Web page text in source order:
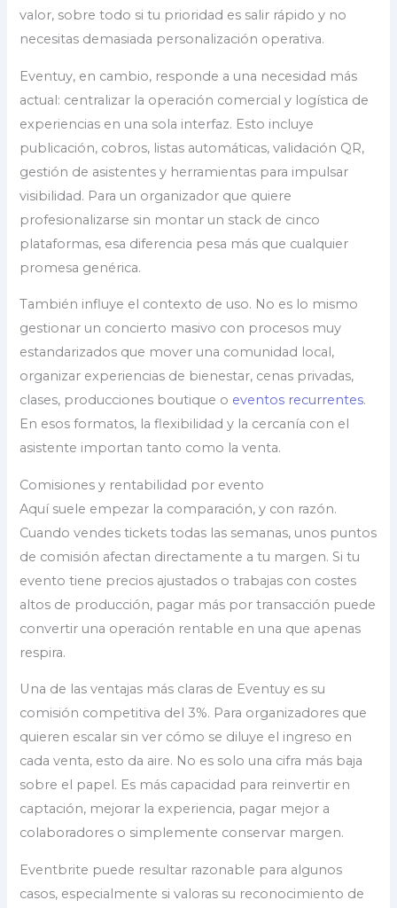
valor, sobre todo si tu prioridad es salir rápido y no
necesitas demasiada personalización operativa.
Eventuy, en cambio, responde a una necesidad más
actual: centralizar la operación comercial y logística de
experiencias en una sola interfaz. Esto incluye
publicación, cobros, listas automáticas, validación QR,
gestión de asistentes y herramientas para impulsar
visibilidad. Para un organizador que quiere
profesionalizarse sin montar un stack de cinco
plataformas, esa diferencia pesa más que cualquier
promesa genérica.
También influye el contexto de uso. No es lo mismo
gestionar un concierto masivo con procesos muy
estandarizados que mover una comunidad local,
organizar experiencias de bienestar, cenas privadas,
clases, producciones boutique o eventos recurrentes.
En esos formatos, la flexibilidad y la cercanía con el
asistente importan tanto como la venta.
Comisiones y rentabilidad por evento
Aquí suele empezar la comparación, y con razón.
Cuando vendes tickets todas las semanas, unos puntos
de comisión afectan directamente a tu margen. Si tu
evento tiene precios ajustados o trabajas con costes
altos de producción, pagar más por transacción puede
convertir una operación rentable en una que apenas
respira.
Una de las ventajas más claras de Eventuy es su
comisión competitiva del 3%. Para organizadores que
quieren escalar sin ver cómo se diluye el ingreso en
cada venta, esto da aire. No es solo una cifra más baja
sobre el papel. Es más capacidad para reinvertir en
captación, mejorar la experiencia, pagar mejor a
colaboradores o simplemente conservar margen.
Eventbrite puede resultar razonable para algunos
casos, especialmente si valoras su reconocimiento de